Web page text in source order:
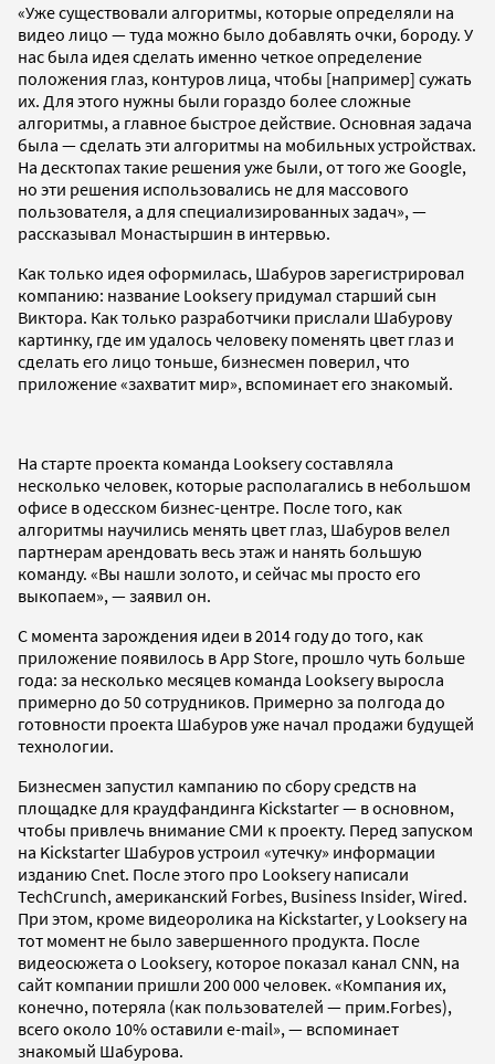
«Уже существовали алгоритмы, которые определяли на
видео лицо — туда можно было добавлять очки, бороду. У
нас была идея сделать именно четкое определение
положения глаз, контуров лица, чтобы [например] сужать
их. Для этого нужны были гораздо более сложные
алгоритмы, а главное быстрое действие. Основная задача
была — сделать эти алгоритмы на мобильных устройствах.
На десктопах такие решения уже были, от того же Google,
но эти решения использовались не для массового
пользователя, а для специализированных задач», —
рассказывал Монастыршин в интервью.
Как только идея оформилась, Шабуров зарегистрировал
компанию: название Looksery придумал старший сын
Виктора. Как только разработчики прислали Шабурову
картинку, где им удалось человеку поменять цвет глаз и
сделать его лицо тоньше, бизнесмен поверил, что
приложение «захватит мир», вспоминает его знакомый.
На старте проекта команда Looksery составляла
несколько человек, которые располагались в небольшом
офисе в одесском бизнес-центре. После того, как
алгоритмы научились менять цвет глаз, Шабуров велел
партнерам арендовать весь этаж и нанять большую
команду. «Вы нашли золото, и сейчас мы просто его
выкопаем», — заявил он.
С момента зарождения идеи в 2014 году до того, как
приложение появилось в App Store, прошло чуть больше
года: за несколько месяцев команда Looksery выросла
примерно до 50 сотрудников. Примерно за полгода до
готовности проекта Шабуров уже начал продажи будущей
технологии.
Бизнесмен запустил кампанию по сбору средств на
площадке для краудфандинга Kickstarter— в основном,
чтобы привлечь внимание СМИ к проекту. Перед запуском
на Kickstarter Шабуров устроил «утечку» информации
изданию Cnet. После этого про Looksery написали
TechCrunch, американский Forbes, Business Insider, Wired.
При этом, кроме видеоролика на Kickstarter, у Looksery на
тот момент не было завершенного продукта. После
видеосюжета о Looksery, которое показал канал CNN, на
сайт компании пришли 200 000 человек. «Компания их,
конечно, потеряла (как пользователей — прим.Forbes),
всего около 10% оставили e-mail», — вспоминает
знакомый Шабурова.